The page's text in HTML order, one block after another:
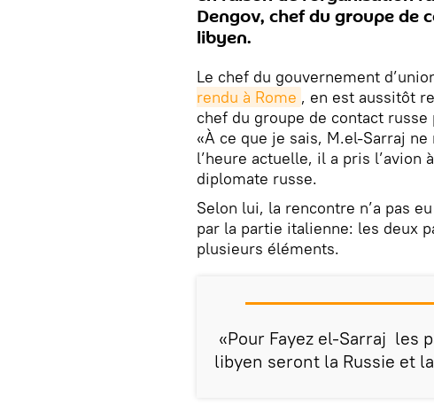
Dengov, chef du groupe de
libyen.
Le chef du gouvernement
rendu à Rome , en est aussitôt
chef du groupe de contact
«À ce que je sais, M.el-Sarraj
l’heure actuelle, il a pris l’avion
diplomate russe.
Selon lui, la rencontre n’a pas
par la partie italienne: les deux
plusieurs éléments.
«Pour Fayez el-Sarraj les
libyen seront la Russie et